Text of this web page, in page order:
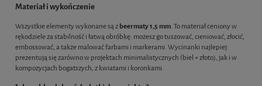
Materiał i wykończenie
Wszystkie elementy wykonane są zbeermaty 1,5 mm. To materiał ceniony w
rękodziele za stabilność i łatwą obróbkę: możesz go tuszować, cieniować, złocić,
embossować, a także malować farbami i markerami. Wycinanki najlepiej
prezentują się zarówno w projektach minimalistycznych (biel + złoto), jak i w
kompozycjach bogatszych, z kwiatami i koronkami.